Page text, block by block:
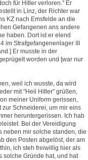
für Hitler verloren." Er
in Linz, der Richter war
KZ nach Emsfelde an die
Gefangenen ans andere
haben. Dort ist er elend
im Strafgefangenenlager III
Er musste in der
worden und [war nur
weil ich wusste, da wird
mit "Heil Hitler" grüßen,
meiner Uniform gerissen,
Schneiderei, um mir eins
heruntergerissen. Ich hab
Bei der Vereidigung
neben mir solche standen, die
den Posten abgelöst, der am
ich steh freiwillig hier als
solche Gründe hat, und hat